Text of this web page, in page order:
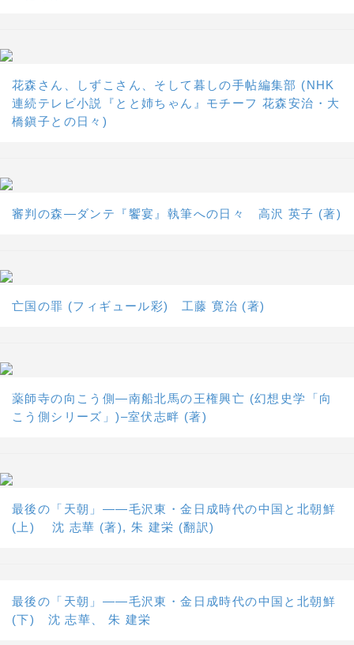
花森さん、しずこさん、そして暮しの手帖編集部 (NHK
連続テレビ小説『とと姉ちゃん』モチーフ 花森安治・大
橋鎭子との日々)
審判の森―ダンテ『饗宴』執筆への日々 高沢 英子 (著)
亡国の罪 (フィギュール彩) 工藤 寛治 (著)
薬師寺の向こう側―南船北馬の王権興亡 (幻想史学「向
こう側シリーズ」)–室伏志畔 (著)
最後の「天朝」――毛沢東・金日成時代の中国と北朝鮮
(上) 沈 志華 (著), 朱 建栄 (翻訳)
最後の「天朝」――毛沢東・金日成時代の中国と北朝鮮
(下) 沈 志華、 朱 建栄